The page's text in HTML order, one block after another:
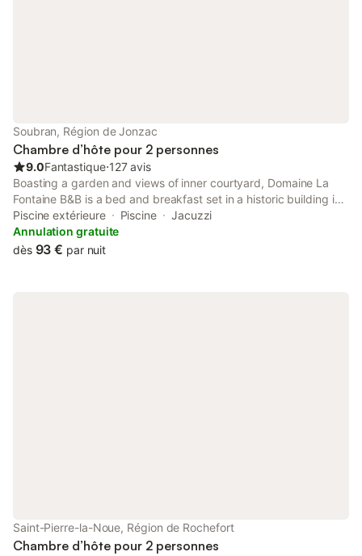
Soubran, Région de Jonzac
Chambre d’hôte pour 2 personnes
9.0Fantastique⋅127 avis
Boasting a garden and views of inner courtyard, Domaine La
Fontaine B&B is a bed and breakfast set in a historic building in
Soubran, 24 km from Patiras Island. This property offers access
to table tennis, darts and free private parking.
Piscine extérieure Piscine
Jacuzzi
Annulation gratuite
dès 93 € par nuit
Saint-Pierre-la-Noue, Région de Rochefort
Chambre d’hôte pour 2 personnes